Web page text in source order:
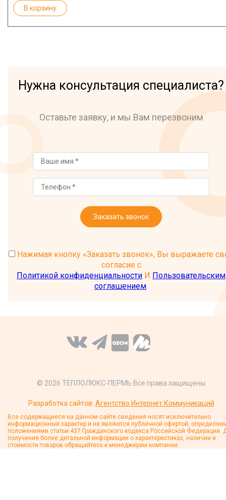
В корзину
Нужна консультация специалиста?
Оставьте заявку, и мы Вам перезвоним
Заказать звонок
Нажимая кнопку «Заказать звонок», Вы выражаете
согласие с
Политикой конфиденциальности И Пользовательским
соглашением.
© 2026 ТЕПЛОЛЮКС-ПЕРМЬ Все права защищены
Разработка сайтов: Агентство Интернет Коммуникаций
Все содержащиеся на данном сайте сведения носят исключительно
информационный характер и не являются публичной офертой,
положениями статьи 437 Гражданского кодекса Российской Федерации.
получения более детальной информации о характеристиках, наличии и
стоимости товаров обращайтесь к менеджерам компании.